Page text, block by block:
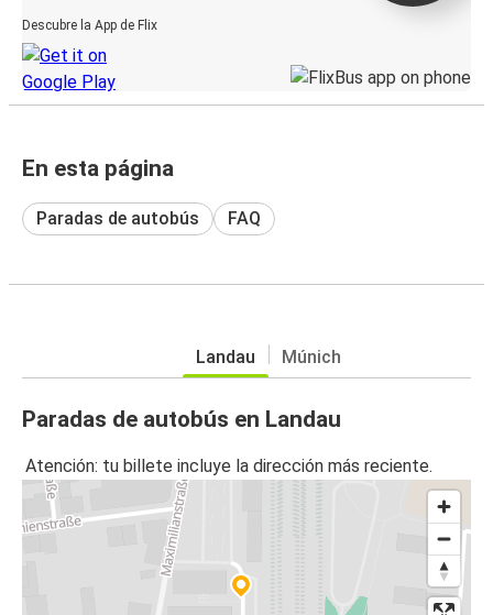
Descubre la App de Flix
En esta página
Paradas de autobús FAQ
Landau Múnich
Paradas de autobús en Landau
Atención: tu billete incluye la dirección más reciente.